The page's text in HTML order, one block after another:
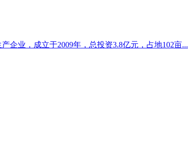
企业，成立于2009年，总投资3.8亿元，占地102亩...